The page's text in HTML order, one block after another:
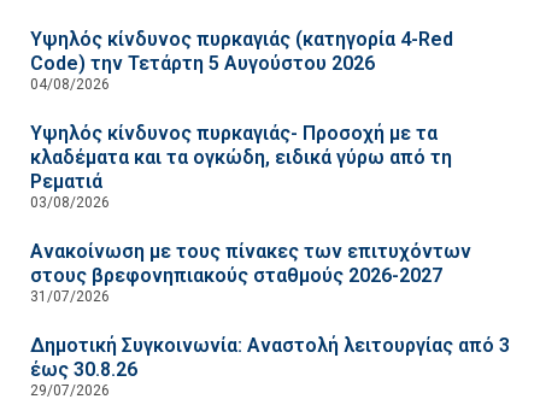
Υψηλός κίνδυνος πυρκαγιάς (κατηγορία 4-Red
Code) την Τετάρτη 5 Αυγούστου 2026
04/08/2026
Υψηλός κίνδυνος πυρκαγιάς- Προσοχή με τα
κλαδέματα και τα ογκώδη, ειδικά γύρω από τη
Ρεματιά
03/08/2026
Ανακοίνωση με τους πίνακες των επιτυχόντων
στους βρεφονηπιακούς σταθμούς 2026-2027
31/07/2026
Δημοτική Συγκοινωνία: Αναστολή λειτουργίας από 3
έως 30.8.26
29/07/2026